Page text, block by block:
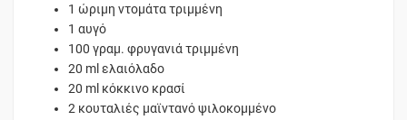
1 ώριμη ντομάτα τριμμένη
1 αυγό
100 γραμ. φρυγανιά τριμμένη
20 ml ελαιόλαδο
20 ml κόκκινο κρασί
2 κουταλιές μαϊντανό ψιλοκομμένο